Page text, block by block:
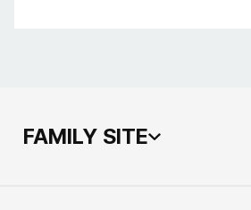
FAMILY SITE